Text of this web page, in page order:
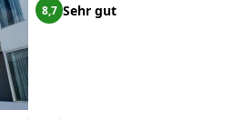
8,7 Sehr gut